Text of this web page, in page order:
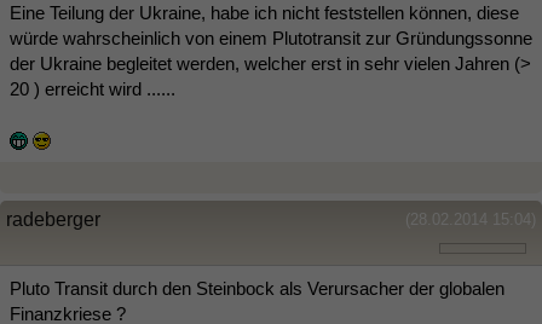
Eine Teilung der Ukraine, habe ich nicht feststellen können, diese
würde wahrscheinlich von einem Plutotransit zur Gründungssonne
der Ukraine begleitet werden, welcher erst in sehr vielen Jahren (>
20 ) erreicht wird ......
(28.02.2014 15:04)
radeberger
Pluto Transit durch den Steinbock als Verursacher der globalen
Finanzkriese ?